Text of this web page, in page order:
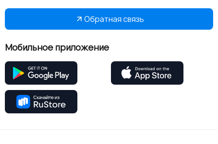
Обратная связь
Мобильное приложение